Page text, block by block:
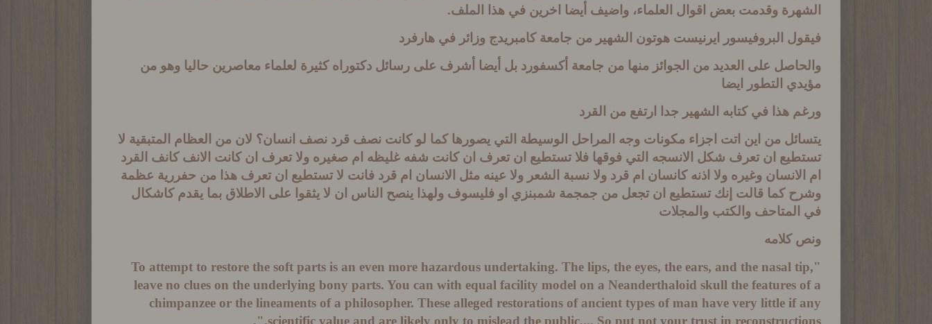
الشهرة وقدمت بعض اقوال العلماء، واضيف أيضا اخرين في هذا الملف.
فيقول البروفيسور ايرنيست هوتون الشهير من جامعة كامبريدج وزائر في هارفرد
والحاصل على العديد من الجوائز منها من جامعة أكسفورد بل أيضا أشرف على رسائل دكتوراه كثيرة لعلماء معاصرين حاليا وهو من
مؤيدي التطور ايضا
ورغم هذا في كتابه الشهير جدا ارتفع من القرد
يتسائل من اين اتت اجزاء مكونات وجه المراحل الوسيطة التي يصورها كما لو كانت نصف قرد نصف انسان؟ لان من العظام المتبقية لا
تستطيع ان تعرف شكل الانسجه التي فوقها فلا تستطيع ان تعرف ان كانت شفه غليظه ام صغيره ولا تعرف ان كانت الانف كانف القرد
ام الانسان وغيره ولا اذنه كانسان ام قرد ولا نسبة الشعر ولا عينه مثل الانسان ام قرد فانت لا تستطيع ان تعرف هذا من حفررية عظمة
وشرح كما قالت إنك تستطيع ان تجعل من جمجمة شمبنزي او فليسوف ولهذا ينصح الناس ان لا يثقوا على الاطلاق بما يقدم كاشكال
في المتاحف والكتب والمجلات
ونص كلامه
"To attempt to restore the soft parts is an even more hazardous undertaking. The lips, the eyes, the ears, and the nasal tip,
leave no clues on the underlying bony parts. You can with equal facility model on a Neanderthaloid skull the features of a
chimpanzee or the lineaments of a philosopher. These alleged restorations of ancient types of man have very little if any
scientific value and are likely only to mislead the public.... So put not your trust in reconstructions.",